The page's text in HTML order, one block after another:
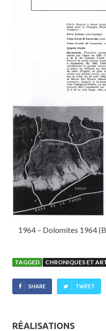
1964 – Dolomites 1964
TAGGED CHRONIQUES ET
SHARE TWEET
RÉALISATIONS